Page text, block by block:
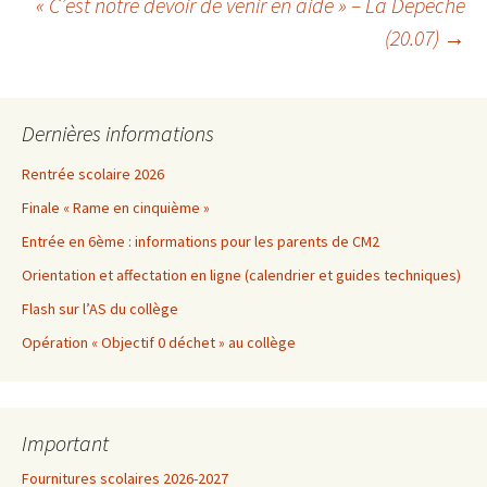
articles
(20.07) →
Dernières informations
Rentrée scolaire 2026
Finale « Rame en cinquième »
Entrée en 6ème : informations pour les parents de CM2
Orientation et affectation en ligne (calendrier et guides techniques)
Flash sur l’AS du collège
Opération « Objectif 0 déchet » au collège
Important
Fournitures scolaires 2026-2027